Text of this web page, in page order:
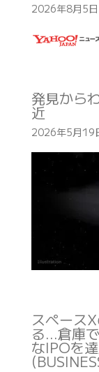
2026年8月5日
発見から
近
2026年5月19
スペース
る…倉庫
なIPOを